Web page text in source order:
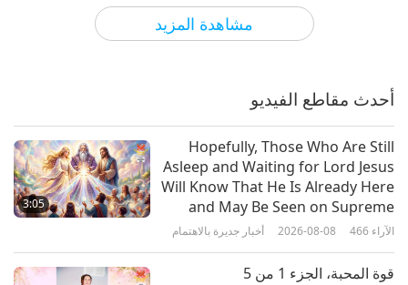
مشاهدة المزيد
العالم من حولنا 2022-01-07
من 2
قصر فونتينبلو: منزل الملوك
أحدث مقاطع الفيديو
3:05
Hopefully, Those Who Are Still
Asleep and Waiting for Lord Jesus
Will Know That He Is Already Here
and May Be Seen on Supreme
Master Television
أخبار جديرة بالاهتمام 2026-08-08 466 الآراء
قوة المحبة، الجزء 1 من 5